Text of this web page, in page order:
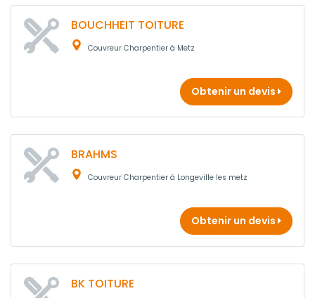
BOUCHHEIT TOITURE
Couvreur Charpentier à Metz
Obtenir un devis
BRAHMS
Couvreur Charpentier à Longeville les metz
Obtenir un devis
BK TOITURE